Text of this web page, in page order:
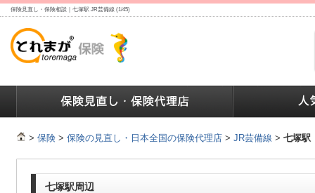
保険見直し・保険相談｜七塚駅 JR芸備線 (1/45)
> 保険 > 保険の見直し・日本全国の保険代理店 > JR芸備線 > 七塚駅
七塚駅周辺